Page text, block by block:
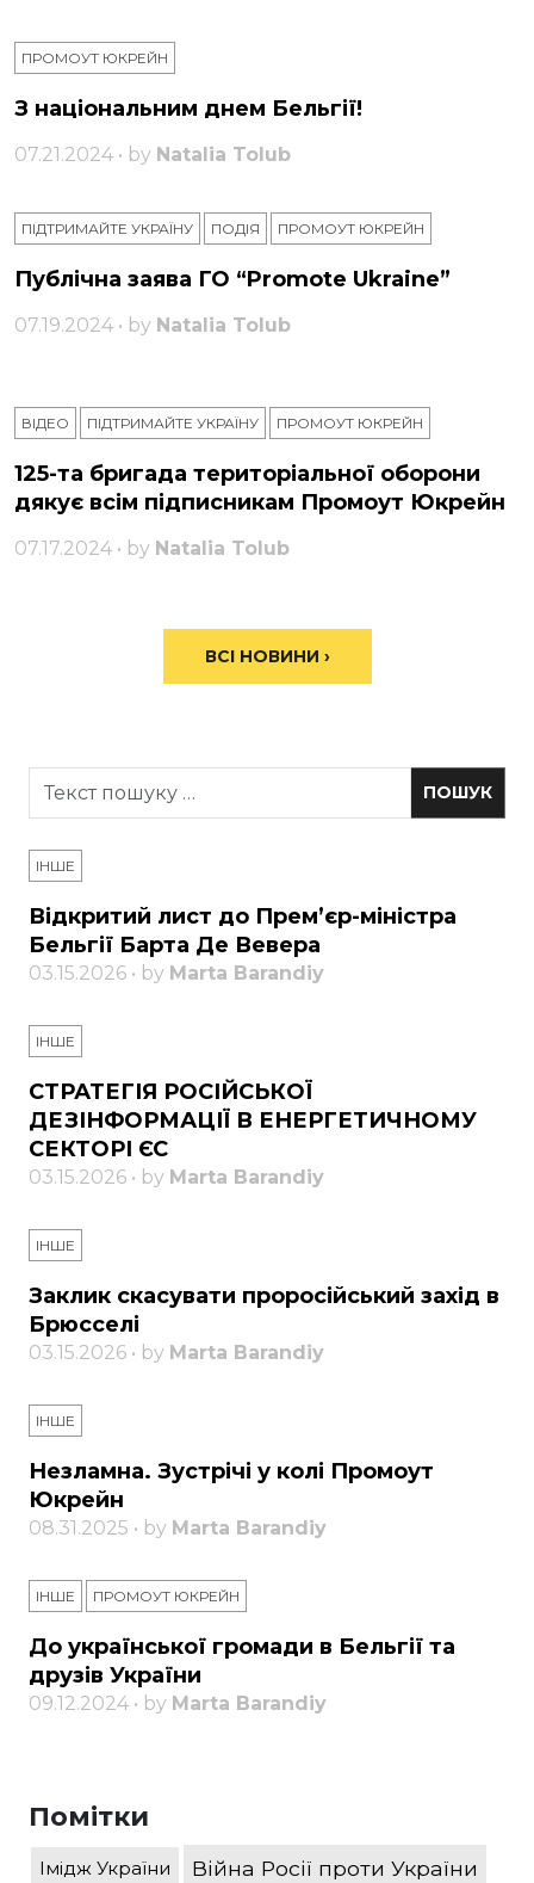
ПРОМОУТ ЮКРЕЙН
З національним днем ​​Бельгії!
07.21.2024 • by Natalia Tolub
ПІДТРИМАЙТЕ УКРАЇНУ ПОДІЯ ПРОМОУТ ЮКРЕЙН
Публічна заява ГО “Promote Ukraine”
07.19.2024 • by Natalia Tolub
ВІДЕО ПІДТРИМАЙТЕ УКРАЇНУ ПРОМОУТ ЮКРЕЙН
125-та бригада територіальної оборони
дякує всім підписникам Промоут Юкрейн
07.17.2024 • by Natalia Tolub
ВСІ НОВИНИ ›
ІНШЕ
Відкритий лист до Прем’єр-міністра
Бельгії Барта Де Вевера
03.15.2026 • by Marta Barandiy
ІНШЕ
СТРАТЕГІЯ РОСІЙСЬКОЇ
ДЕЗІНФОРМАЦІЇ В ЕНЕРГЕТИЧНОМУ
СЕКТОРІ ЄС
03.15.2026 • by Marta Barandiy
ІНШЕ
Заклик скасувати проросійський захід в
Брюсселі
03.15.2026 • by Marta Barandiy
ІНШЕ
Незламна. Зустрічі у колі Промоут
Юкрейн
08.31.2025 • by Marta Barandiy
ІНШЕ ПРОМОУТ ЮКРЕЙН
До української громади в Бельгії та
друзів України
09.12.2024 • by Marta Barandiy
Помітки
Імідж України Війна Росії проти України